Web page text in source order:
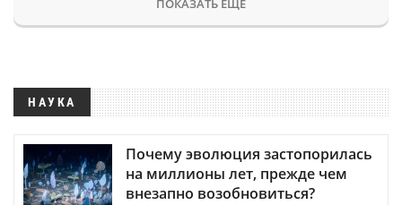
ПОКАЗАТЬ ЕЩЕ
НАУКА
Почему эволюция застопорилась
на миллионы лет, прежде чем
внезапно возобновиться?